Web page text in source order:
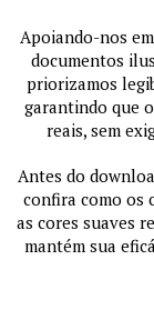
Apoiando-nos
documentos
priorizamos
garantindo que
reais, sem
Antes do
confira como os
as cores suaves
mantém sua